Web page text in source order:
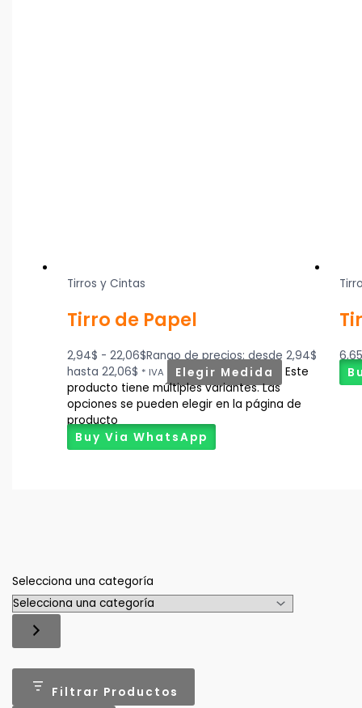
Selecciona una categoría
Filtrar Productos
Tirros y Cintas
Tirro de Papel
2,94$ - 22,06$Rango de precios: desde 2,94$
hasta 22,06$ * IVA Elegir Medida
Este
producto tiene múltiples variantes. Las
opciones se pueden elegir en la página de
producto
Buy Via WhatsApp